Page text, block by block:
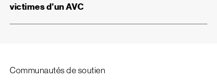
victimes d’un AVC
Communautés de soutien